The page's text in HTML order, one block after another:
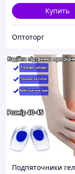
Купить
Оптоторг
Подпяточники